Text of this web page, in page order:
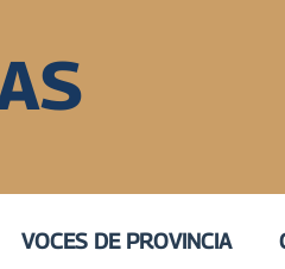
VOCES DE PROVINCIA